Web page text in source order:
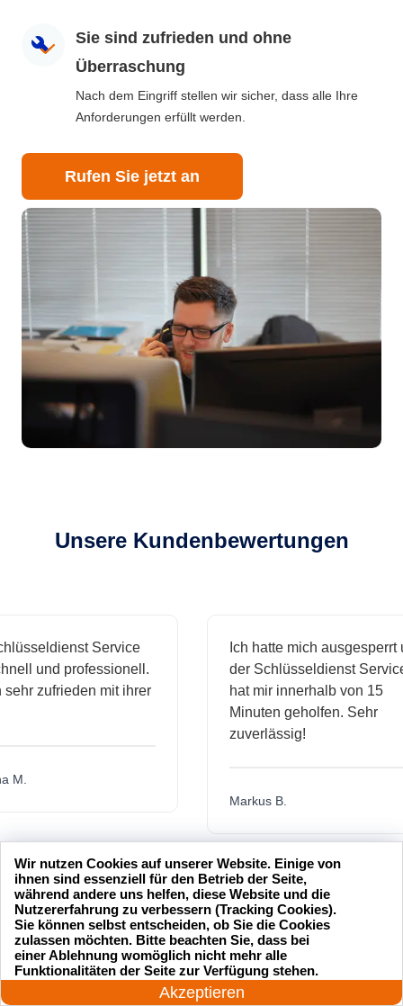
Sie sind zufrieden und ohne
Überraschung
Nach dem Eingriff stellen wir sicher, dass alle Ihre
Anforderungen erfüllt werden.
Rufen Sie jetzt an
Unsere Kundenbewertungen
Service
und professionell.
zufrieden mit ihrer
Ich hatte mich ausgesperrt und
der Schlüsseldienst Service
hat mir innerhalb von 15
Minuten geholfen. Sehr
zuverlässig!
Markus B.
hat
Sehr guter Service! Der
Schlüsseldienst war freundlich
und hat mir schnell geholfen,
als ich meine Schlüssel
verloren hatte.
24 Stunden am Tag
Akzeptieren
Wir nutzen Cookies auf unserer Website. Einige von
ihnen sind essenziell für den Betrieb der Seite,
während andere uns helfen, diese Website und die
Nutzererfahrung zu verbessern (Tracking Cookies).
Sie können selbst entscheiden, ob Sie die Cookies
zulassen möchten. Bitte beachten Sie, dass bei
einer Ablehnung womöglich nicht mehr alle
Funktionalitäten der Seite zur Verfügung stehen.